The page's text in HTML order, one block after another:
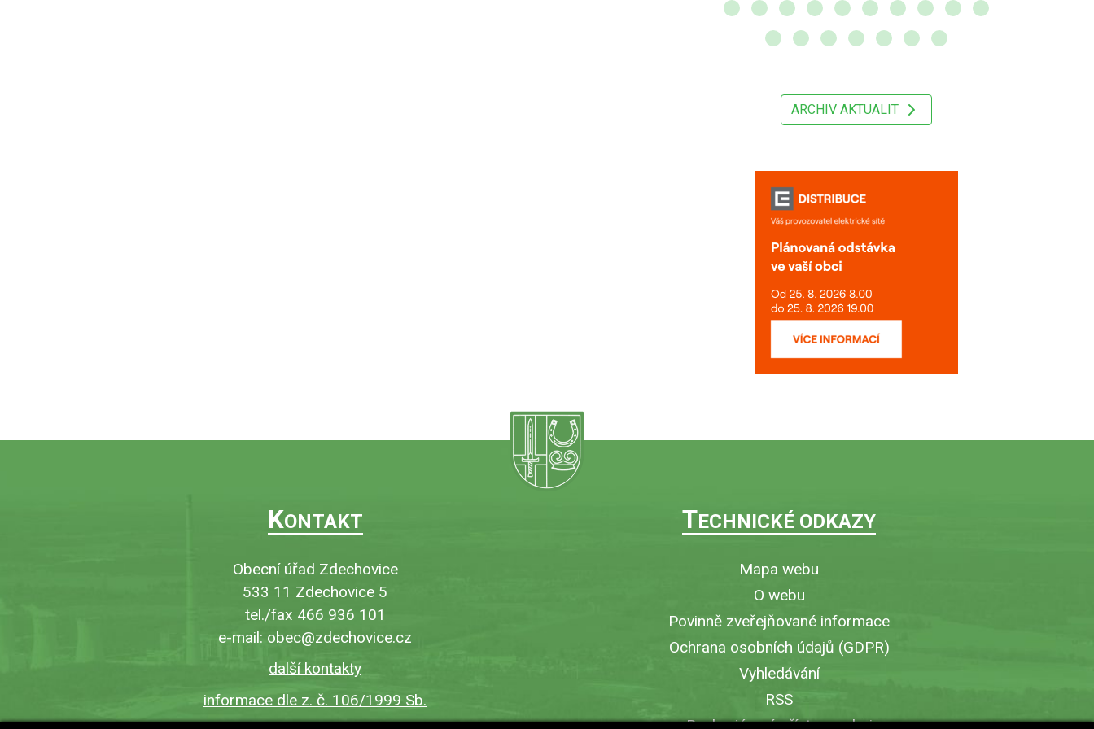
ARCHIV AKTUALIT
KONTAKT
Obecní úřad Zdechovice
533 11 Zdechovice 5
tel./fax 466 936 101
e-mail: obec@zdechovice.cz
další kontakty
informace dle z. č. 106/1999 Sb.
TECHNICKÉ ODKAZY
Mapa webu
O webu
Povinně zveřejňované informace
Ochrana osobních údajů (GDPR)
Vyhledávání
RSS
Bezbariérový přístup v obci